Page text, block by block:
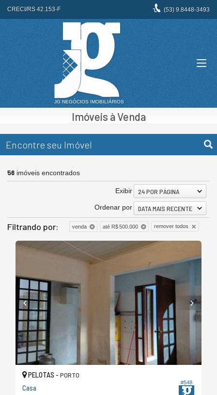
CRECI/RS 42.153-F (53) 9.8448-3493
Imóveis à Venda
Encontre seu Imóvel
56 imóveis encontrados
Exibir 24 POR PÁGINA
Ordenar por DATA MAIS RECENTE
Filtrando por: venda até R$ 500.000 remover todos
#548
PELOTAS - PORTO
Casa